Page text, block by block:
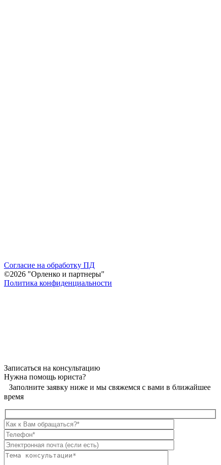
Согласие на обработку ПД
©2026 "Орленко и партнеры"
Политика конфиденциальности
Записаться на консультацию
Нужна помощь юриста?
Заполните заявку ниже и мы свяжемся с вами в ближайшее
время